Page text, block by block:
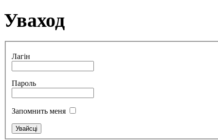
Уваход
Лагін
Пароль
Запомнить меня